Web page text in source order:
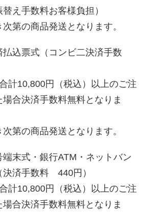
え手数料お客様負担）
次第の商品発送となります。
払込票式（コンビ二決済手数
計10,800円（税込）以上のご注
合決済手数料無料となりま
次第の商品発送となります。
端末式・銀行ATM・ネットバン
決済手数料 440円）
計10,800円（税込）以上のご注
合決済手数料無料となりま